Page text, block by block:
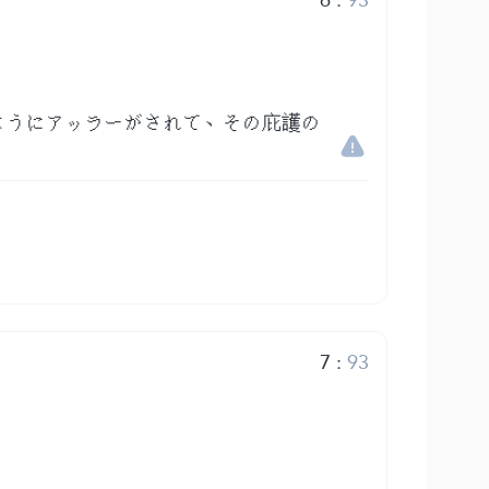
にアッラーがされて、その庇護の
7 :93